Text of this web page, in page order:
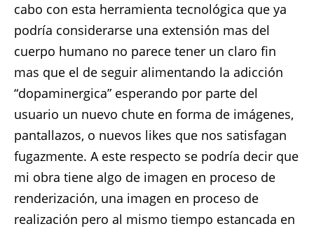
cabo con esta herramienta tecnológica que ya
podría considerarse una extensión mas del
cuerpo humano no parece tener un claro fin
mas que el de seguir alimentando la adicción
“dopaminergica” esperando por parte del
usuario un nuevo chute en forma de imágenes,
pantallazos, o nuevos likes que nos satisfagan
fugazmente. A este respecto se podría decir que
mi obra tiene algo de imagen en proceso de
renderización, una imagen en proceso de
realización pero al mismo tiempo estancada en